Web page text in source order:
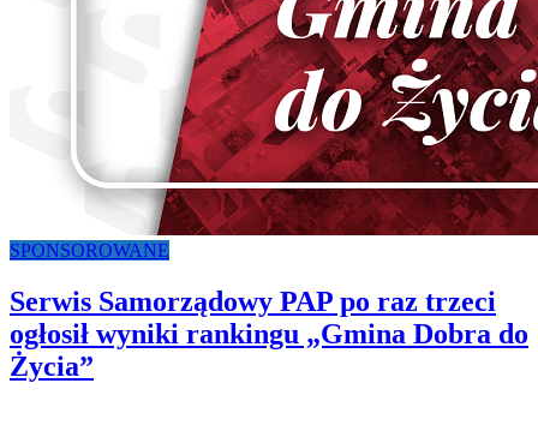
SPONSOROWANE
Serwis Samorządowy PAP po raz trzeci
ogłosił wyniki rankingu „Gmina Dobra do
Życia”